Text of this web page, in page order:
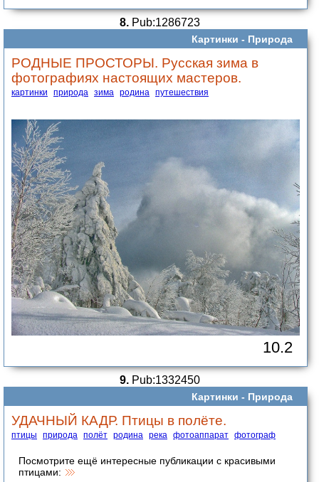
8.Pub:1286723
Картинки - Природа
РОДНЫЕ ПРОСТОРЫ. Русская зима в
фотографиях настоящих мастеров.
картинки природа зима родина путешествия
10.2
9.Pub:1332450
Картинки - Природа
УДАЧНЫЙ КАДР. Птицы в полёте.
птицы природа полёт родина река фотоаппарат фотограф
Посмотрите ещё интересные публикации с красивыми
птицами: